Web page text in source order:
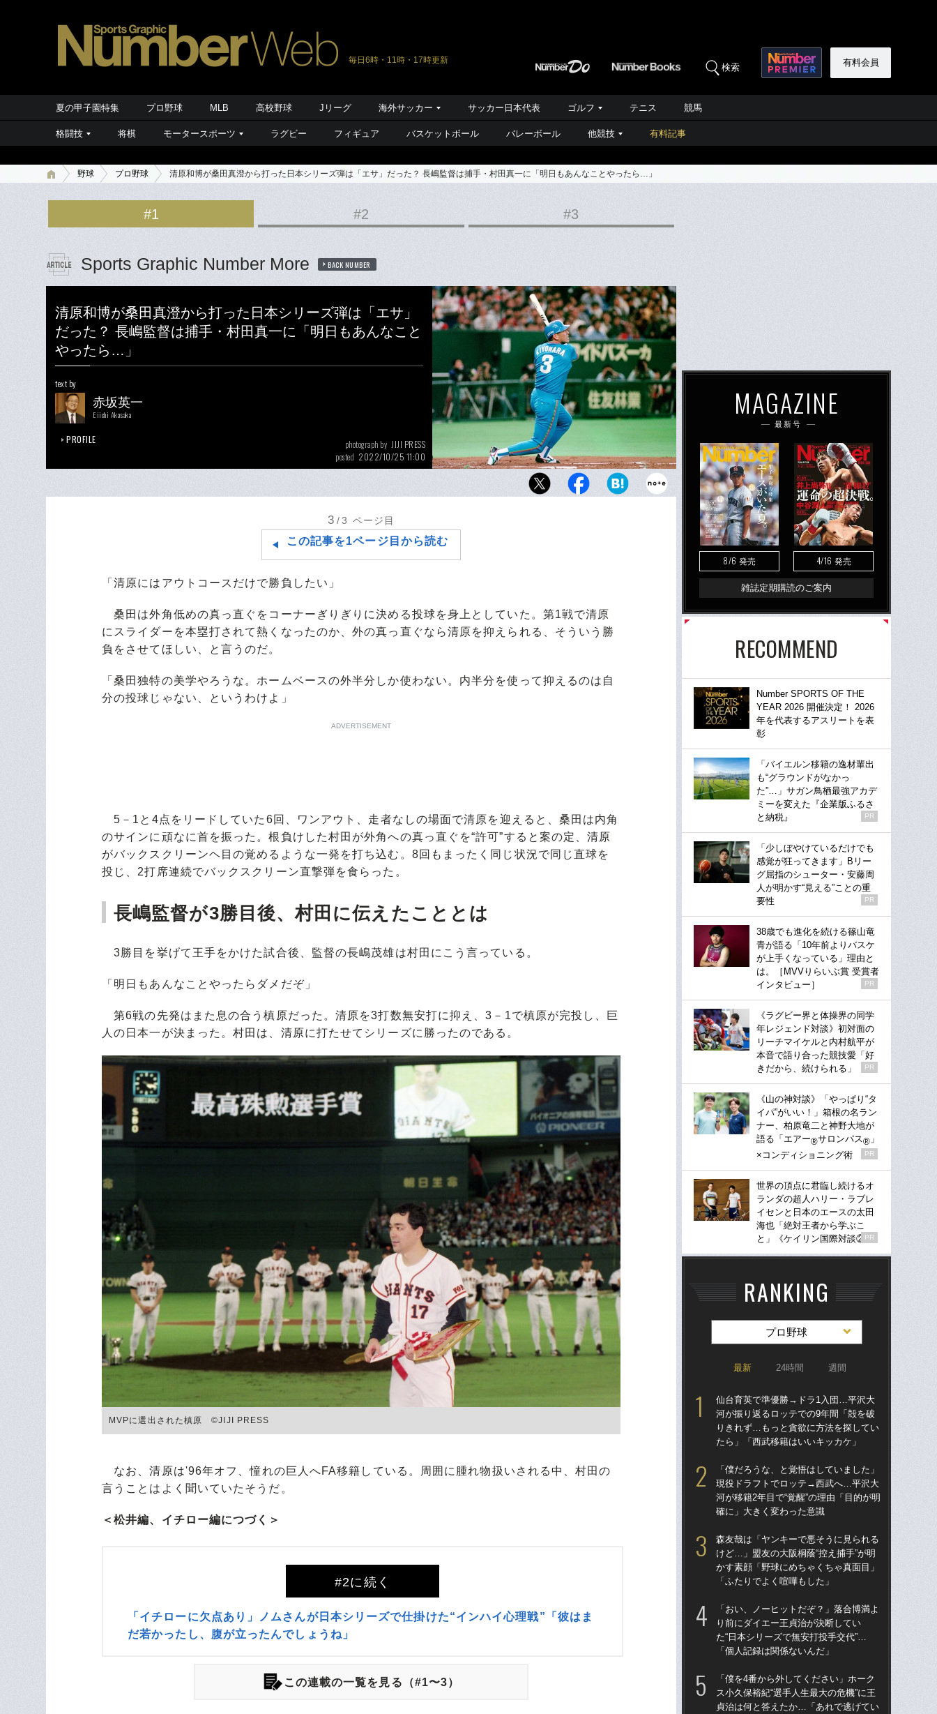
毎日6時・11時・17時更新
検索 有料会員
夏の甲子園特集 プロ野球 MLB 高校野球 Jリーグ 海外サッカー サッカー日本代表 ゴルフ テニス 競馬
格闘技 将棋 モータースポーツ ラグビー フィギュア バスケットボール バレーボール 他競技 有料記事
野球 プロ野球 清原和博が桑田真澄から打った日本シリーズ弾は「エサ」だった？ 長嶋監督は捕手・村田真一に「明日もあんなことやったら…」
#1 #2 #3
Sports Graphic Number More BACK NUMBER
清原和博が桑田真澄から打った日本シリーズ弾は「エサ」
だった？ 長嶋監督は捕手・村田真一に「明日もあんなこと
やったら…」
text by
赤坂英一
Eiichi Akasaka
PROFILE photograph by JIJI PRESS
posted 2022/10/25 11:00
1994年日本シリーズで本塁打を放つ清原和博
3 /3 ページ目
この記事を1ページ目から読む
「清原にはアウトコースだけで勝負したい」
桑田は外角低めの真っ直ぐをコーナーぎりぎりに決める投球を身上としていた。第1戦で清原
にスライダーを本塁打されて熱くなったのか、外の真っ直ぐなら清原を抑えられる、そういう勝
負をさせてほしい、と言うのだ。
「桑田独特の美学やろうな。ホームベースの外半分しか使わない。内半分を使って抑えるのは自
分の投球じゃない、というわけよ」
ADVERTISEMENT
5－1と4点をリードしていた6回、ワンアウト、走者なしの場面で清原を迎えると、桑田は内角
のサインに頑なに首を振った。根負けした村田が外角への真っ直ぐを“許可”すると案の定、清原
がバックスクリーンヘ目の覚めるような一発を打ち込む。8回もまったく同じ状況で同じ直球を
投じ、2打席連続でバックスクリーン直撃弾を食らった。
長嶋監督が3勝目後、村田に伝えたこととは
3勝目を挙げて王手をかけた試合後、監督の長嶋茂雄は村田にこう言っている。
「明日もあんなことやったらダメだぞ」
第6戦の先発はまた息の合う槙原だった。清原を3打数無安打に抑え、3－1で槙原が完投し、巨
人の日本一が決まった。村田は、清原に打たせてシリーズに勝ったのである。
MVPに選出された槙原 ©JIJI PRESS
なお、清原は'96年オフ、憧れの巨人へFA移籍している。周囲に腫れ物扱いされる中、村田の
言うことはよく聞いていたそうだ。
＜松井編、イチロー編につづく＞
#2に続く
「イチローに欠点あり」ノムさんが日本シリーズで仕掛けた“インハイ心理戦”「彼はま
だ若かったし、腹が立ったんでしょうね」
この連載の一覧を見る（#1〜3）
MAGAZINE
最新号
8/6 発売 4/16 発売
雑誌定期購読のご案内
RECOMMEND
Number SPORTS OF THE
YEAR 2026 開催決定！ 2026
年を代表するアスリートを表
彰
「バイエルン移籍の逸材輩出
も“グラウンドがなかっ
た”…」サガン鳥栖最強アカデ
ミーを変えた『企業版ふるさ
と納税』
PR
「少しぼやけているだけでも
感覚が狂ってきます」Bリー
グ屈指のシューター・安藤周
人が明かす“見える”ことの重
要性
PR
38歳でも進化を続ける篠山竜
青が語る「10年前よりバスケ
が上手くなっている」理由と
は。［MVVりらいぶ賞 受賞者
インタビュー］
PR
《ラグビー界と体操界の同学
年レジェンド対談》初対面の
リーチマイケルと内村航平が
本音で語り合った競技愛「好
きだから、続けられる」
PR
《山の神対談》「やっぱり“タ
イパ”がいい！」箱根の名ラン
ナー、柏原竜二と神野大地が
語る「エアー®サロンパス® 」
×コンディショニング術
PR
世界の頂点に君臨し続けるオ
ランダの超人ハリー・ラブレ
イセンと日本のエースの太田
海也「絶対王者から学ぶこ
と」《ケイリン国際対談②》
PR
RANKING
プロ野球
最新 24時間 週間
仙台育英で準優勝→ドラ1入団…平沢大
河が振り返るロッテでの9年間「殻を破
りきれず…もっと貪欲に方法を探してい
たら」「西武移籍はいいキッカケ」
「僕だろうな、と覚悟はしていました」
現役ドラフトでロッテ→西武へ…平沢大
河が移籍2年目で“覚醒”の理由「目的が明
確に」大きく変わった意識
森友哉は「ヤンキーで悪そうに見られる
けど…」盟友の大阪桐蔭“控え捕手”が明
かす素顔「野球にめちゃくちゃ真面目」
「ふたりでよく喧嘩もした」
「おい、ノーヒットだぞ？」落合博満よ
り前にダイエー王貞治が決断してい
た“日本シリーズで無安打投手交代”…
「個人記録は関係ないんだ」
「僕を4番から外してください」ホーク
ス小久保裕紀“選手人生最大の危機”に王
貞治は何と答えたか…「あれで逃げてい